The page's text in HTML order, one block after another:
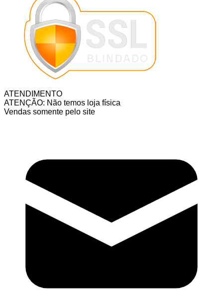
ATENDIMENTO
ATENÇÃO: Não temos loja física
Vendas somente pelo site